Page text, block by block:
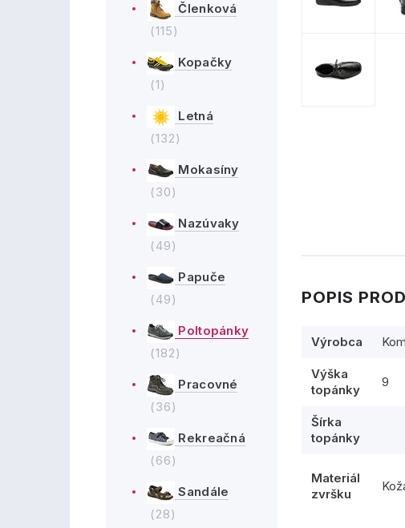
Členková
(115)
Kopačky
(1)
Letná
(132)
Mokasíny
(30)
Nazúvaky
(49)
Papuče
(49)
Poltopánky
(182)
Pracovné
(36)
Rekreačná
(66)
Sandále
(28)
POPIS
Výrobca
Výška
topánky
9
Šírka
topánky
Materiál
zvršku